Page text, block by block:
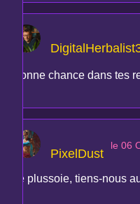
Bonne chance dans tes
PixelDust
le 06
Je plussoie, tiens-nous